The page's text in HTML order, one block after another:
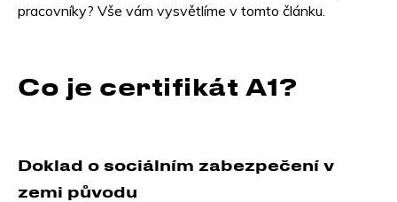
pracovníky? Vše vám vysvětlíme v tomto článku.
Co je certifikát A1?
Doklad o sociálním zabezpečení v
zemi původu